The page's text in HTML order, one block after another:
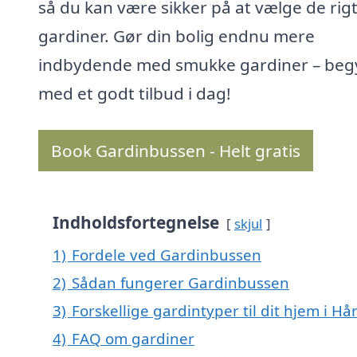
så du kan være sikker på at vælge de
gardiner. Gør din bolig endnu mere
indbydende med smukke gardiner –
med et godt tilbud i dag!
Book Gardinbussen - Helt gratis
Indholdsfortegnelse skjul
1) Fordele ved Gardinbussen
2) Sådan fungerer Gardinbussen
3) Forskellige gardintyper til dit hjem i
4) FAQ om gardiner